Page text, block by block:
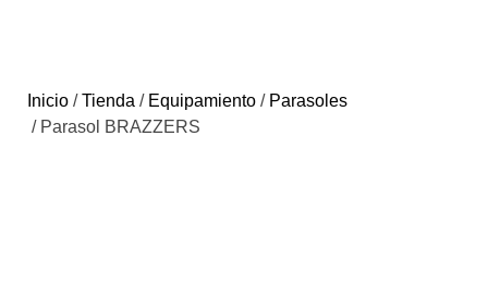
Inicio /Tienda / Equipamiento / Parasoles
/ Parasol BRAZZERS